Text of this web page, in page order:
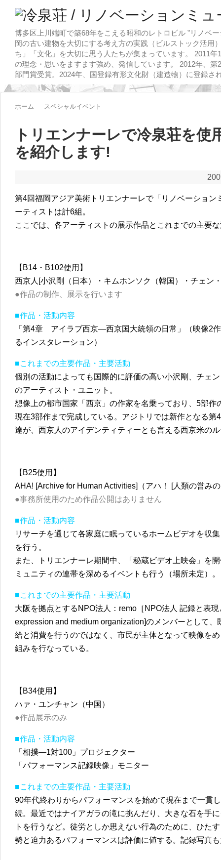
博多区上川端町で築68年をこえる昭和のレトロビル ”リノベ
岡の古い建物を大切にする考え方の実践（ビルストック活用
ち」「文化」を大切に思う人たちが集まっています。 2011
の理念・思いをますます強め、発信しています。 2012年、
部門賞受賞。2024年、国登録有形文化財（建造物）に登録さ
ホーム スペシャルイベント
トリエンナーレで冷泉荘を使
を紹介します!
第4回福岡アジア美術トリエンナーレで「リノベーション
ーティストは計6組。
ここでは、各アーティストの展示作品とこれまでの主要
【B14・B102使用】
西京人[小沢剛（日本）・キムホンソク（韓国）・チェン
●作品の制作、展示を行います
■作品・活動内容
「第4章 アイラブ西京—西京国大統領の日常」（映像2
るインスタレーション）
■これまでの主要作品・主要活動
個別の活動によっても国際的に評価の高い小沢剛、チェ
のアーティスト・ユニット。
想像上の都市国家「西京」の作家を名乗っており、5部作
現在3部作まで完成している。アジトリでは新作となる
達が、西京人のアイデンティティーとも言える西京米の
【B25使用】
AHA! [Archive for Human Activities]（アハ！ [人類の営み
●事務所使用のため作品公開はありません
■作品・活動内容
リサーチを通じて各家庭に眠っているホームビデオを収
を行う。
また、トリエンナーレ期間中、「秘蔵ビデオ上映会」を
ミュニティの連帯を深めるイベントも行う（場所未定）。
■これまでの主要作品・主要活動
大阪を拠点とするNPO法人：remo［NPO法人 記録と表
expression and medium organization]のメンバーとして
給と消費を行うのではなく、市民が主体となって映像を
組みを行なっている。
【B34使用】
ハァ・ユンチャン（中国）
●作品展示のみ
■作品・活動内容
「相撲—1対100」プロジェクター
「パフォーマンス記録映像」モニター
■これまでの主要作品・主要活動
90年代終わりからパフォーマンスを始めて現在まで一貫
続。最近ではナイアガラの滝に挑んだり、大きな石を手
トを行うなど。徒労としか思えない行為のために、ひた
勢と迫力あるパフォーマンスは評価に値する。記録写真